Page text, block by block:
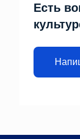
Есть